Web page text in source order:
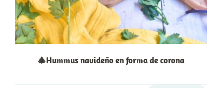
🎄Hummus navideño en forma de corona